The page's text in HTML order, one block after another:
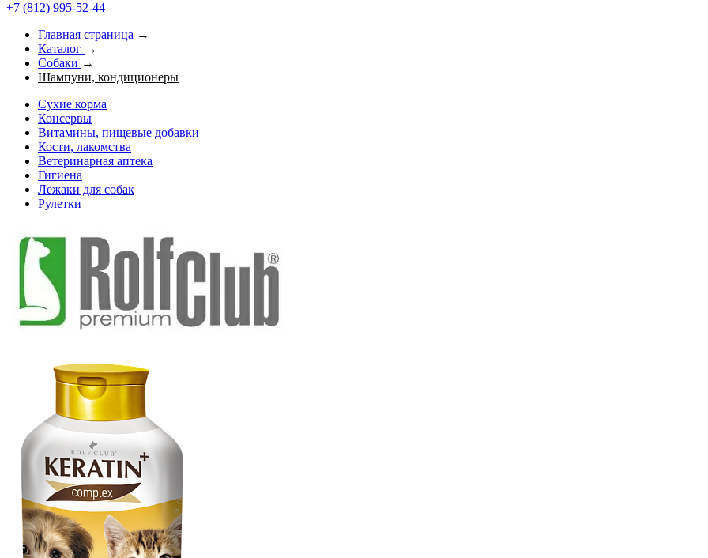
+7 (812) 995-52-44
Главная страница →
Каталог →
Собаки →
Шампуни, кондиционеры
Сухие корма
Консервы
Витамины, пищевые добавки
Кости, лакомства
Ветеринарная аптека
Гигиена
Лежаки для собак
Рулетки